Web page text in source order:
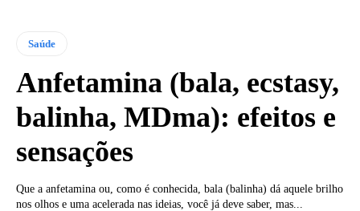
Saúde
Anfetamina (bala, ecstasy,
balinha, MDma): efeitos e
sensações
Que a anfetamina ou, como é conhecida, bala (balinha) dá aquele brilho
nos olhos e uma acelerada nas ideias, você já deve saber, mas...